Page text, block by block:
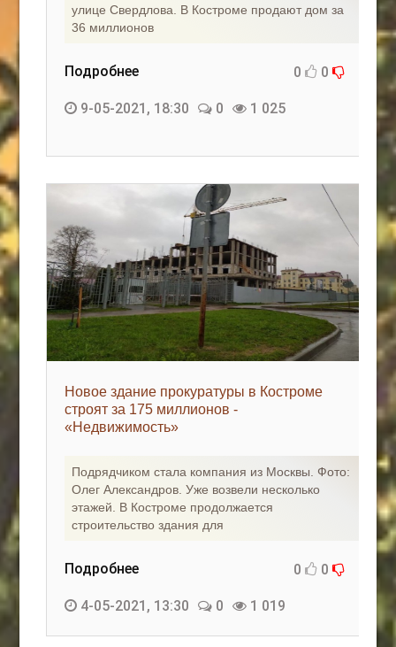
улице Свердлова. В Костроме продают дом за
36 миллионов
Подробнее 0 0
9-05-2021, 18:30 0 1 025
Новое здание прокуратуры в Костроме
строят за 175 миллионов -
«Недвижимость»
Подрядчиком стала компания из Москвы. Фото:
Олег Александров. Уже возвели несколько
этажей. В Костроме продолжается
строительство здания для
Подробнее 0 0
4-05-2021, 13:30 0 1 019